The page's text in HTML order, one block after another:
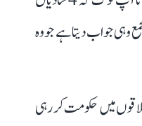
وہی جواب دیتا ہے جو وہ
اور مرکز کے زیر انتظام علاقوں میں حکومت کر رہی